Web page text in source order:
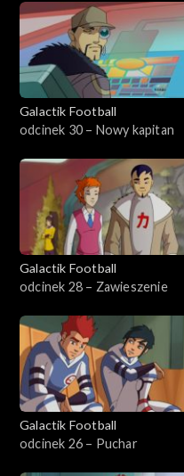
Galactik Football
odcinek 30 – Nowy kapitan
Galactik Football
odcinek 28 – Zawieszenie
Galactik Football
odcinek 26 – Puchar